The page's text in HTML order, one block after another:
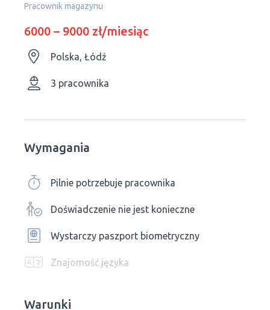
Рracownik magazynu
6000 – 9000 zł/miesiąc
Polska, Łódź
3 pracownika
Wymagania
Pilnie potrzebuje pracownika
Doświadczenie nie jest konieczne
Wystarczy paszport biometryczny
Znajomość języka
Warunki